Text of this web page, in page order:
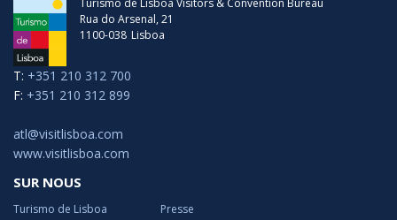
Rua do Arsenal, 21
1100-038 Lisboa
T: +351 210 312 700
F: +351 210 312 899
atl@visitlisboa.com
www.visitlisboa.com
SUR NOUS
Turismo de Lisboa
Presse